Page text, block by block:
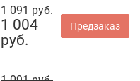
1 091 руб.
1 004
руб.
Предзаказ